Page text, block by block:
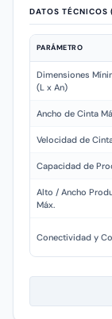
DATOS TÉCNICOS
PARÁMETRO
Dimensiones
(L x An)
Ancho de Cinta
Velocidad de
Capacidad de
Alto / Ancho
Máx.
Conectividad y